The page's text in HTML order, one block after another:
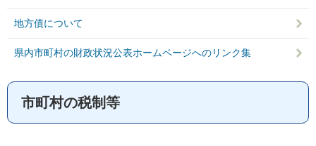
地方債について
県内市町村の財政状況公表ホームページへのリンク集
市町村の税制等